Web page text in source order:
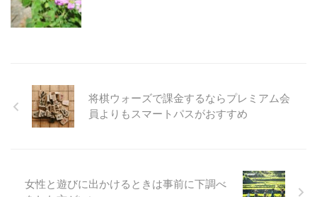
将棋ウォーズで課金するならプレミアム会
員よりもスマートパスがおすすめ
女性と遊びに出かけるときは事前に下調べ